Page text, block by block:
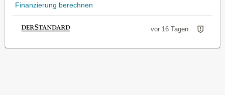
Finanzierung berechnen
vor 16 Tagen